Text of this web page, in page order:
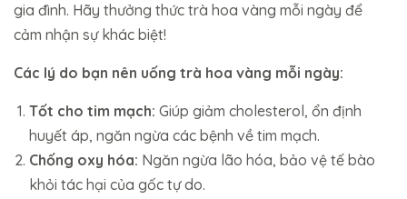
gia đình. Hãy thưởng thức trà hoa vàng mỗi ngày để
cảm nhận sự khác biệt!
Các lý do bạn nên uống trà hoa vàng mỗi ngày:
Tốt cho tim mạch: Giúp giảm cholesterol, ổn định
huyết áp, ngăn ngừa các bệnh về tim mạch.
Chống oxy hóa: Ngăn ngừa lão hóa, bảo vệ tế bào
khỏi tác hại của gốc tự do.